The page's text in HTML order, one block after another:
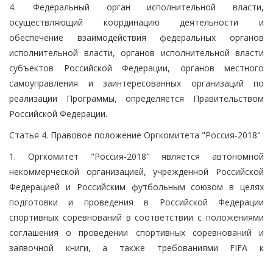
4. Федеральный орган исполнительной власти,
осуществляющий координацию деятельности и
обеспечение взаимодействия федеральных органов
исполнительной власти, органов исполнительной власти
субъектов Российской Федерации, органов местного
самоуправления и заинтересованных организаций по
реализации Программы, определяется Правительством
Российской Федерации.
Статья 4. Правовое положение Оргкомитета "Россия-2018"
1. Оргкомитет "Россия-2018" является автономной
некоммерческой организацией, учрежденной Российской
Федерацией и Российским футбольным союзом в целях
подготовки и проведения в Российской Федерации
спортивных соревнований в соответствии с положениями
соглашения о проведении спортивных соревнований и
заявочной книги, а также требованиями FIFA к